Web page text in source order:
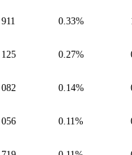
0.33%
0.27%
0.14%
0.11%